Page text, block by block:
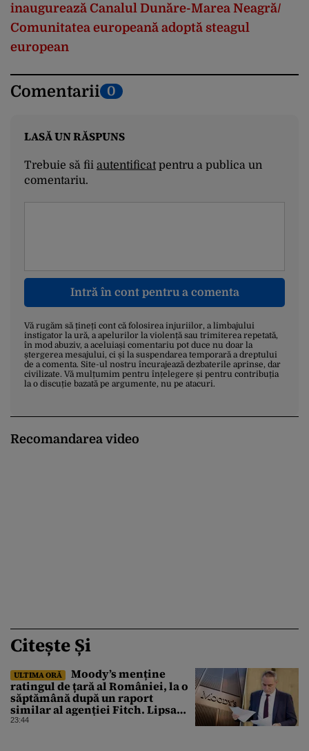
inaugurează Canalul Dunăre-Marea Neagră/
Comunitatea europeană adoptă steagul
european
Comentarii 0
LASĂ UN RĂSPUNS
Trebuie să fii autentificatpentru a publica un
comentariu.
Intră în cont pentru a comenta
Vă rugăm să țineți cont că folosirea injuriilor, a limbajului
instigator la ură, a apelurilor la violență sau trimiterea repetată,
în mod abuziv, a aceluiași comentariu pot duce nu doar la
ștergerea mesajului, ci și la suspendarea temporară a dreptului
de a comenta. Site-ul nostru încurajează dezbaterile aprinse, dar
civilizate. Vă mulțumim pentru înțelegere și pentru contribuția
la o discuție bazată pe argumente, nu pe atacuri.
Recomandarea video
Citește Și
ULTIMA ORĂ
Moody’s menține
ratingul de țară al României, la o
săptămână după un raport
similar al agenției Fitch. Lipsa
unui guvern cu puteri depline,
23:44